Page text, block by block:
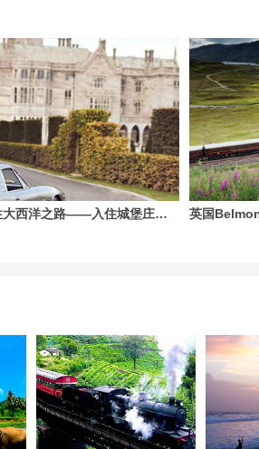
大西洋之路——入住城堡庄
英国